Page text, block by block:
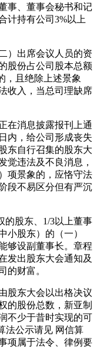
事、董事会秘书和记
计持有公司3%以上
出席会议人员的资
股份占公司股本总额
，且绝除上述景象
收入，当总司理缺席
消息披露报刊上通
内，给公司形成丧失
东自行召集的股东大
觉违法及不良消息，
项景象的，应恪守法
段不易区分但有严沉
股东、1/3以上董事
小股东）的（一）
够设副董事长。章程
发出股东大会通知及
的财富。
东大会以出格决议
的股份总数，新亚制
不少于昔时实现的可
法公示请见 网信算
项属于法令、律例要